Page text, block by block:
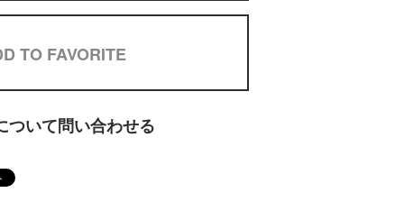
TO FAVORITE
ついて問い合わせる